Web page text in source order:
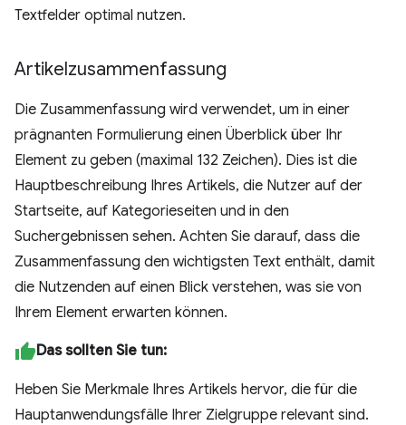
Textfelder optimal nutzen.
Artikelzusammenfassung
Die Zusammenfassung wird verwendet, um in einer
prägnanten Formulierung einen Überblick über Ihr
Element zu geben (maximal 132 Zeichen). Dies ist die
Hauptbeschreibung Ihres Artikels, die Nutzer auf der
Startseite, auf Kategorieseiten und in den
Suchergebnissen sehen. Achten Sie darauf, dass die
Zusammenfassung den wichtigsten Text enthält, damit
die Nutzenden auf einen Blick verstehen, was sie von
Ihrem Element erwarten können.
Das sollten Sie tun:
Heben Sie Merkmale Ihres Artikels hervor, die für die
Hauptanwendungsfälle Ihrer Zielgruppe relevant sind.